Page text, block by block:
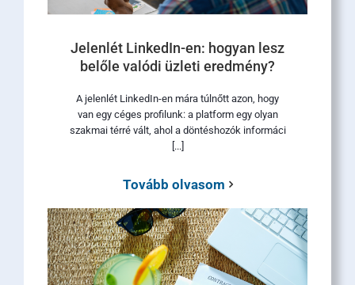
Jelenlét LinkedIn-en: hogyan lesz
belőle valódi üzleti eredmény?
A jelenlét LinkedIn-en mára túlnőtt azon, hogy
van egy céges profilunk: a platform egy olyan
szakmai térré vált, ahol a döntéshozók informáci
[...]
Tovább olvasom